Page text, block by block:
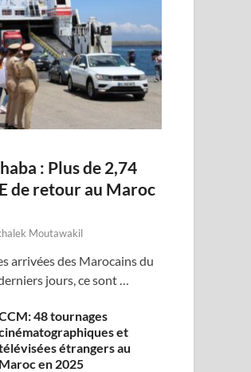
: Plus de 2,74
de retour au Maroc
Moutawakil
arrivées des Marocains du
jours, ce sont …
48 tournages
et
étrangers au
Maroc en 2025